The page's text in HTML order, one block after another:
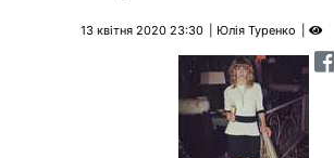
13 квітня 2020 23:30 Юлія Туренко